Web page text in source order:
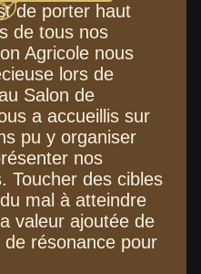
de porter haut
de tous nos
Agricole nous
lors de
Salon de
a accueillis sur
pu y organiser
nos
Toucher des cibles
mal à atteindre
valeur ajoutée de
résonance pour